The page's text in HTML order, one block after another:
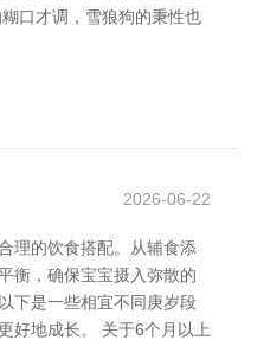
口才调，雪狼狗的秉性也
2026-06-22
理的饮食搭配。从辅食添
衡，确保宝宝摄入弥散的
下是一些相宜不同庚岁段
好地成长。 关于6个月以上